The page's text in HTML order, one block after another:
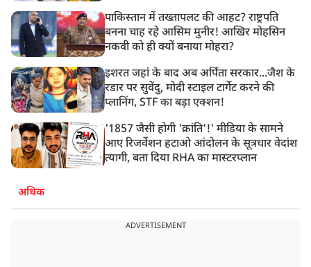
पाकिस्तान में तख्तापलट की आहट? राष्ट्रपति
बनना चाह रहे आसिम मुनीर! आखिर मोहसिन
नकवी को ही क्यों बनाया मोहरा?
इशरत जहां के बाद अब अर्पिता सरकार...जैश के
रडार पर सुवेंदु, मोदी स्टाइल टार्गेट करने की
प्लानिंग, STF का बड़ा एक्शन!
'1857 जैसी होगी 'क्रांति'!' मीडिया के सामने
आए रिजर्वेशन हटाओ आंदोलन के सूत्रधार वेदांश
त्यागी, बता दिया RHA का मास्टरप्लान
अधिक
ADVERTISEMENT